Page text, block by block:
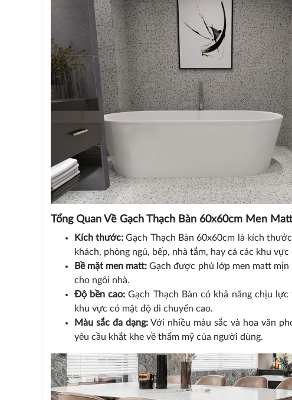
Tổng Quan Về Gạch Thạch Bàn 60x60cm Men Matt
Kích thước: Gạch Thạch Bàn 60x60cm là kích
khách, phòng ngủ, bếp, nhà tắm, hay cả các khu
Bề mặt men matt: Gạch được phủ lớp men matt
cho ngôi nhà.
Độ bền cao: Gạch Thạch Bàn có khả năng chịu
khu vực có mật độ di chuyển cao.
Màu sắc đa dạng:Với nhiều màu sắc và hoa văn
yêu cầu khắt khe về thẩm mỹ của người dùng.